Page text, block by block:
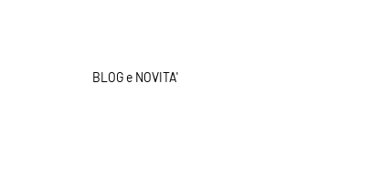
BLOG e NOVITA'